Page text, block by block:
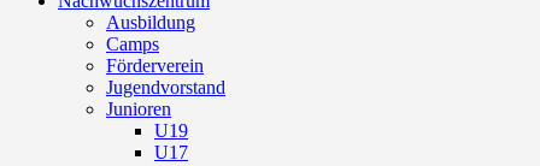
Ausbildung
Camps
Förderverein
Jugendvorstand
Junioren
U19
U17